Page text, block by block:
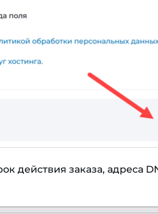
действия заказа, адреса